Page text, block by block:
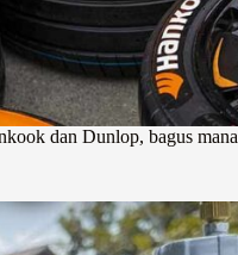
dan Dunlop, bagus mana